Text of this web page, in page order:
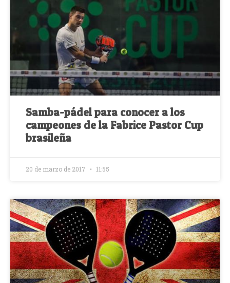
Samba-pádel para conocer a los
campeones de la Fabrice Pastor Cup
brasileña
20 de marzo de 2017 11:55